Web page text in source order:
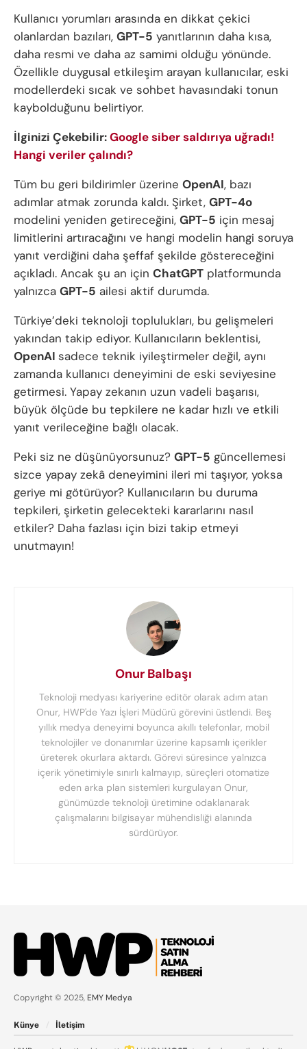
Kullanıcı yorumları arasında en dikkat çekici
olanlardan bazıları, GPT-5 yanıtlarının daha kısa,
daha resmi ve daha az samimi olduğu yönünde.
Özellikle duygusal etkileşim arayan kullanıcılar, eski
modellerdeki sıcak ve sohbet havasındaki tonun
kaybolduğunu belirtiyor.
İlginizi Çekebilir:Google siber saldırıya uğradı!
Hangi veriler çalındı?
Tüm bu geri bildirimler üzerine OpenAI, bazı
adımlar atmak zorunda kaldı. Şirket, GPT-4o
modelini yeniden getireceğini, GPT-5 için mesaj
limitlerini artıracağını ve hangi modelin hangi soruya
yanıt verdiğini daha şeffaf şekilde göstereceğini
açıkladı. Ancak şu an için ChatGPT platformunda
yalnızca GPT-5 ailesi aktif durumda.
Türkiye’deki teknoloji toplulukları, bu gelişmeleri
yakından takip ediyor. Kullanıcıların beklentisi,
OpenAI sadece teknik iyileştirmeler değil, aynı
zamanda kullanıcı deneyimini de eski seviyesine
getirmesi. Yapay zekanın uzun vadeli başarısı,
büyük ölçüde bu tepkilere ne kadar hızlı ve etkili
yanıt verileceğine bağlı olacak.
Peki siz ne düşünüyorsunuz? GPT-5 güncellemesi
sizce yapay zekâ deneyimini ileri mi taşıyor, yoksa
geriye mi götürüyor? Kullanıcıların bu duruma
tepkileri, şirketin gelecekteki kararlarını nasıl
etkiler? Daha fazlası için bizi takip etmeyi
unutmayın!
Onur Balbaşı
Teknoloji medyası kariyerine editör olarak adım atan
Onur, HWP'de Yazı İşleri Müdürü görevini üstlendi. Beş
yıllık medya deneyimi boyunca akıllı telefonlar, mobil
teknolojiler ve donanımlar üzerine kapsamlı içerikler
üreterek okurlara aktardı. Görevi süresince yalnızca
içerik yönetimiyle sınırlı kalmayıp, süreçleri otomatize
eden arka plan sistemleri kurgulayan Onur,
günümüzde teknoloji üretimine odaklanarak
çalışmalarını bilgisayar mühendisliği alanında
sürdürüyor.
Copyright © 2025, EMY Medya
Künye İletişim